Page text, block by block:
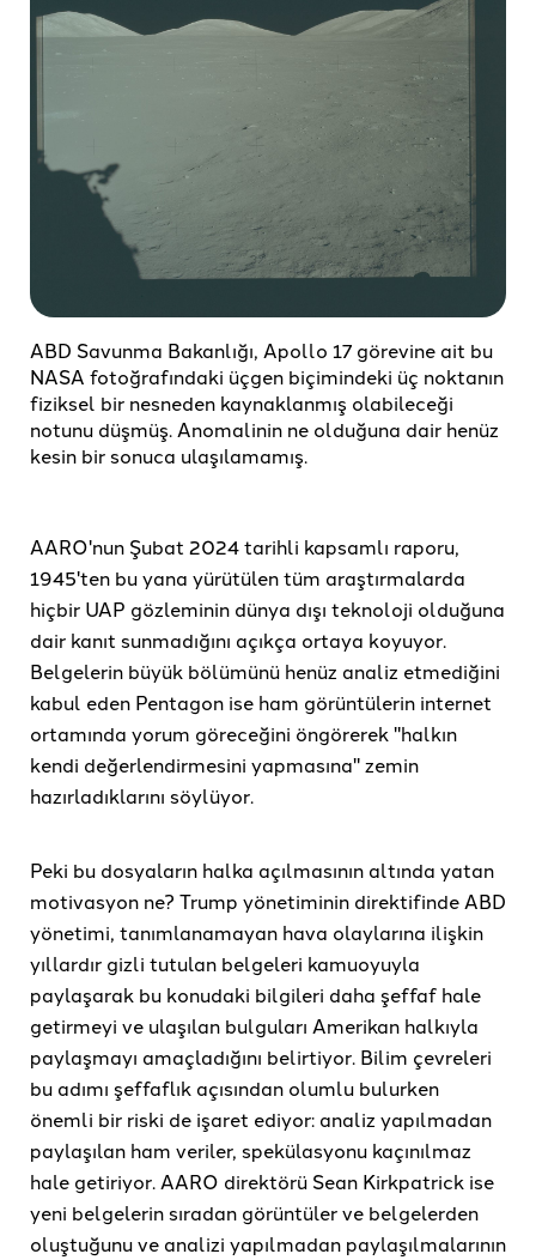
ABD Savunma Bakanlığı, Apollo 17 görevine ait bu
NASA fotoğrafındaki üçgen biçimindeki üç noktanın
fiziksel bir nesneden kaynaklanmış olabileceği
notunu düşmüş. Anomalinin ne olduğuna dair henüz
kesin bir sonuca ulaşılamamış.
AARO'nun Şubat 2024 tarihli kapsamlı raporu,
1945'ten bu yana yürütülen tüm araştırmalarda
hiçbir UAP gözleminin dünya dışı teknoloji olduğuna
dair kanıt sunmadığını açıkça ortaya koyuyor.
Belgelerin büyük bölümünü henüz analiz etmediğini
kabul eden Pentagon ise ham görüntülerin internet
ortamında yorum göreceğini öngörerek "halkın
kendi değerlendirmesini yapmasına" zemin
hazırladıklarını söylüyor.
Peki bu dosyaların halka açılmasının altında yatan
motivasyon ne? Trump yönetiminin direktifinde ABD
yönetimi, tanımlanamayan hava olaylarına ilişkin
yıllardır gizli tutulan belgeleri kamuoyuyla
paylaşarak bu konudaki bilgileri daha şeffaf hale
getirmeyi ve ulaşılan bulguları Amerikan halkıyla
paylaşmayı amaçladığını belirtiyor. Bilim çevreleri
bu adımı şeffaflık açısından olumlu bulurken
önemli bir riski de işaret ediyor: analiz yapılmadan
paylaşılan ham veriler, spekülasyonu kaçınılmaz
hale getiriyor. AARO direktörü Sean Kirkpatrick ise
yeni belgelerin sıradan görüntüler ve belgelerden
oluştuğunu ve analizi yapılmadan paylaşılmalarının